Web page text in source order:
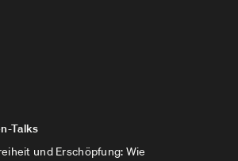
Talks
und Erschöpfung: Wie